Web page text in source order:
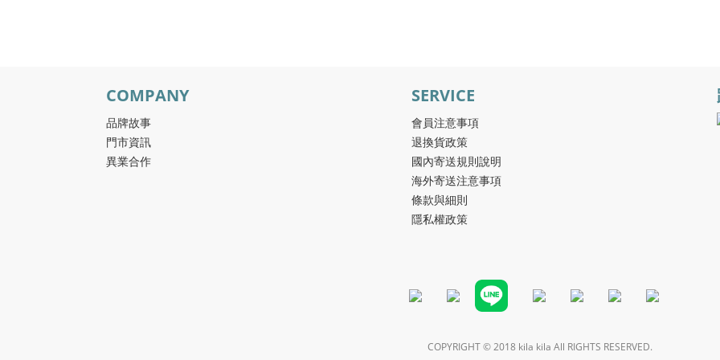
COMPANY
品牌故事
門市資訊
異業合作
SERVICE
會員注意事項
退換貨政策
國內寄送規則說明
海外寄送注意事項
條款與細則
隱私權政策
COPYRIGHT © 2018 kila kila All RIGHTS RESERVED.